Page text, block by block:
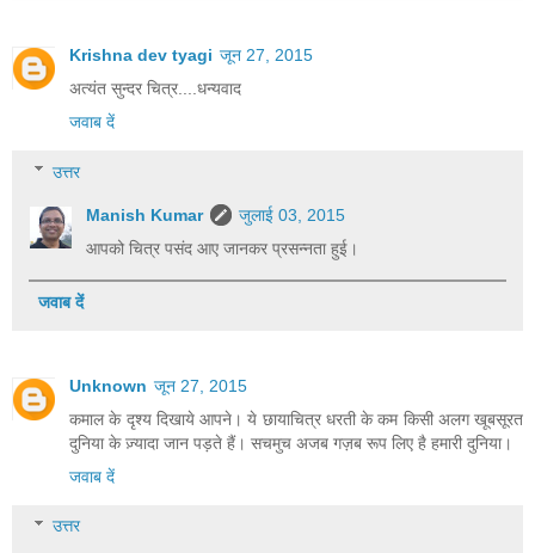
Krishna dev tyagi जून 27, 2015
अत्यंत सुन्दर चित्र....धन्यवाद
जवाब दें
उत्तर
Manish Kumar
जुलाई 03, 2015
आपको चित्र पसंद आए जानकर प्रसन्नता हुई।
जवाब दें
Unknown जून 27, 2015
कमाल के दृश्य दिखाये आपने। ये छायाचित्र धरती के कम किसी अलग खूबसूरत
दुनिया के ज़्यादा जान पड़ते हैं। सचमुच अजब गज़ब रूप लिए है हमारी दुनिया।
जवाब दें
उत्तर